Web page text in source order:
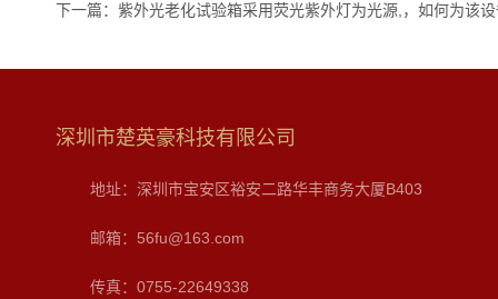
下一篇： 紫外光老化试验箱采用荧光紫外灯为光源,，如何为该
深圳市楚英豪科技有限公司
地址：深圳市宝安区裕安二路华丰商务大厦B403
邮箱：56fu@163.com
传真：0755-22649338